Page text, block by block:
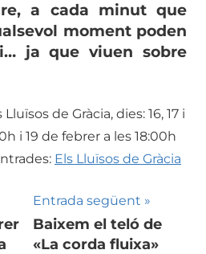
a cada minut que
moment poden
ja que viuen sobre
de Gràcia, dies: 16, 17 i
i 19 de febrer a les 18:00h
Els Lluïsos de Gràcia
Entrada següent
Baixem el teló de
«La corda fluixa»